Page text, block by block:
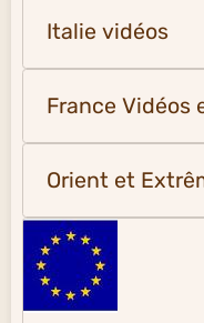
Italie vidéos
France Vidéos
Orient et